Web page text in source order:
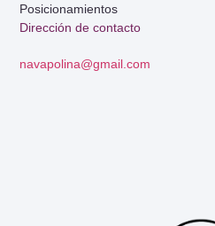
Dirección de contacto
navapolina@gmail.com
Posicionamientos